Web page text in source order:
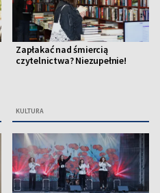
Zapłakać nad śmiercią
czytelnictwa? Niezupełnie!
KULTURA